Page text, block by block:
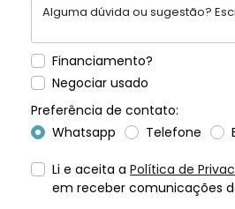
Financiamento?
Negociar usado
Preferência de contato:
Whatsapp
Telefone
Li e aceita a Política de
em receber comunicações